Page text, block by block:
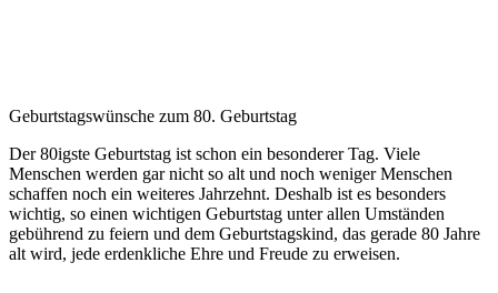
Geburtstagswünsche zum 80. Geburtstag
Der 80igste Geburtstag ist schon ein besonderer Tag. Viele
Menschen werden gar nicht so alt und noch weniger Menschen
schaffen noch ein weiteres Jahrzehnt. Deshalb ist es besonders
wichtig, so einen wichtigen Geburtstag unter allen Umständen
gebührend zu feiern und dem Geburtstagskind, das gerade 80 Jahre
alt wird, jede erdenkliche Ehre und Freude zu erweisen.